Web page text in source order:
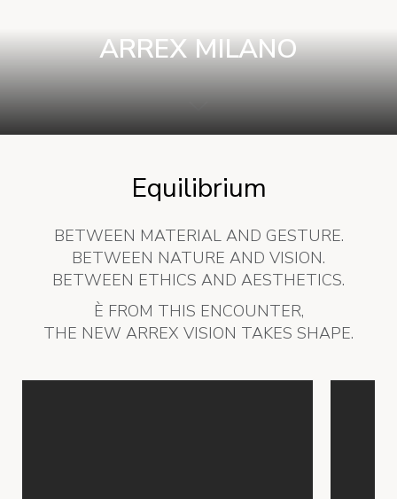
ARREX MILANO
Equilibrium
BETWEEN MATERIAL AND GESTURE.
BETWEEN NATURE AND VISION.
BETWEEN ETHICS AND AESTHETICS.
È FROM THIS ENCOUNTER,
THE NEW ARREX VISION TAKES SHAPE.